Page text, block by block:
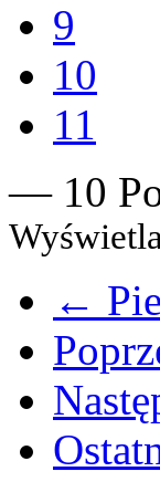
9
10
11
— 10
←